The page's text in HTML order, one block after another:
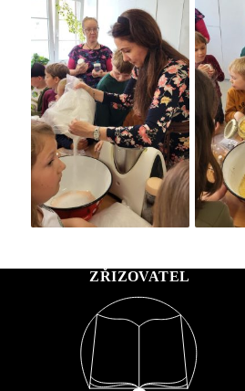
ZŘIZOVATEL